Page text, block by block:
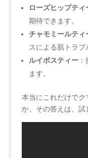
ローズヒップティ
期待できます。
チャモミールティ
スによる肌トラブ
ルイボスティー：
ます。
本当にこれだけでク
か。その答えは、試